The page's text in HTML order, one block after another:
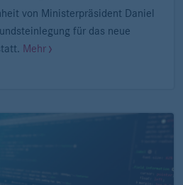
von Ministerpräsident Daniel
für das neue
Mehr